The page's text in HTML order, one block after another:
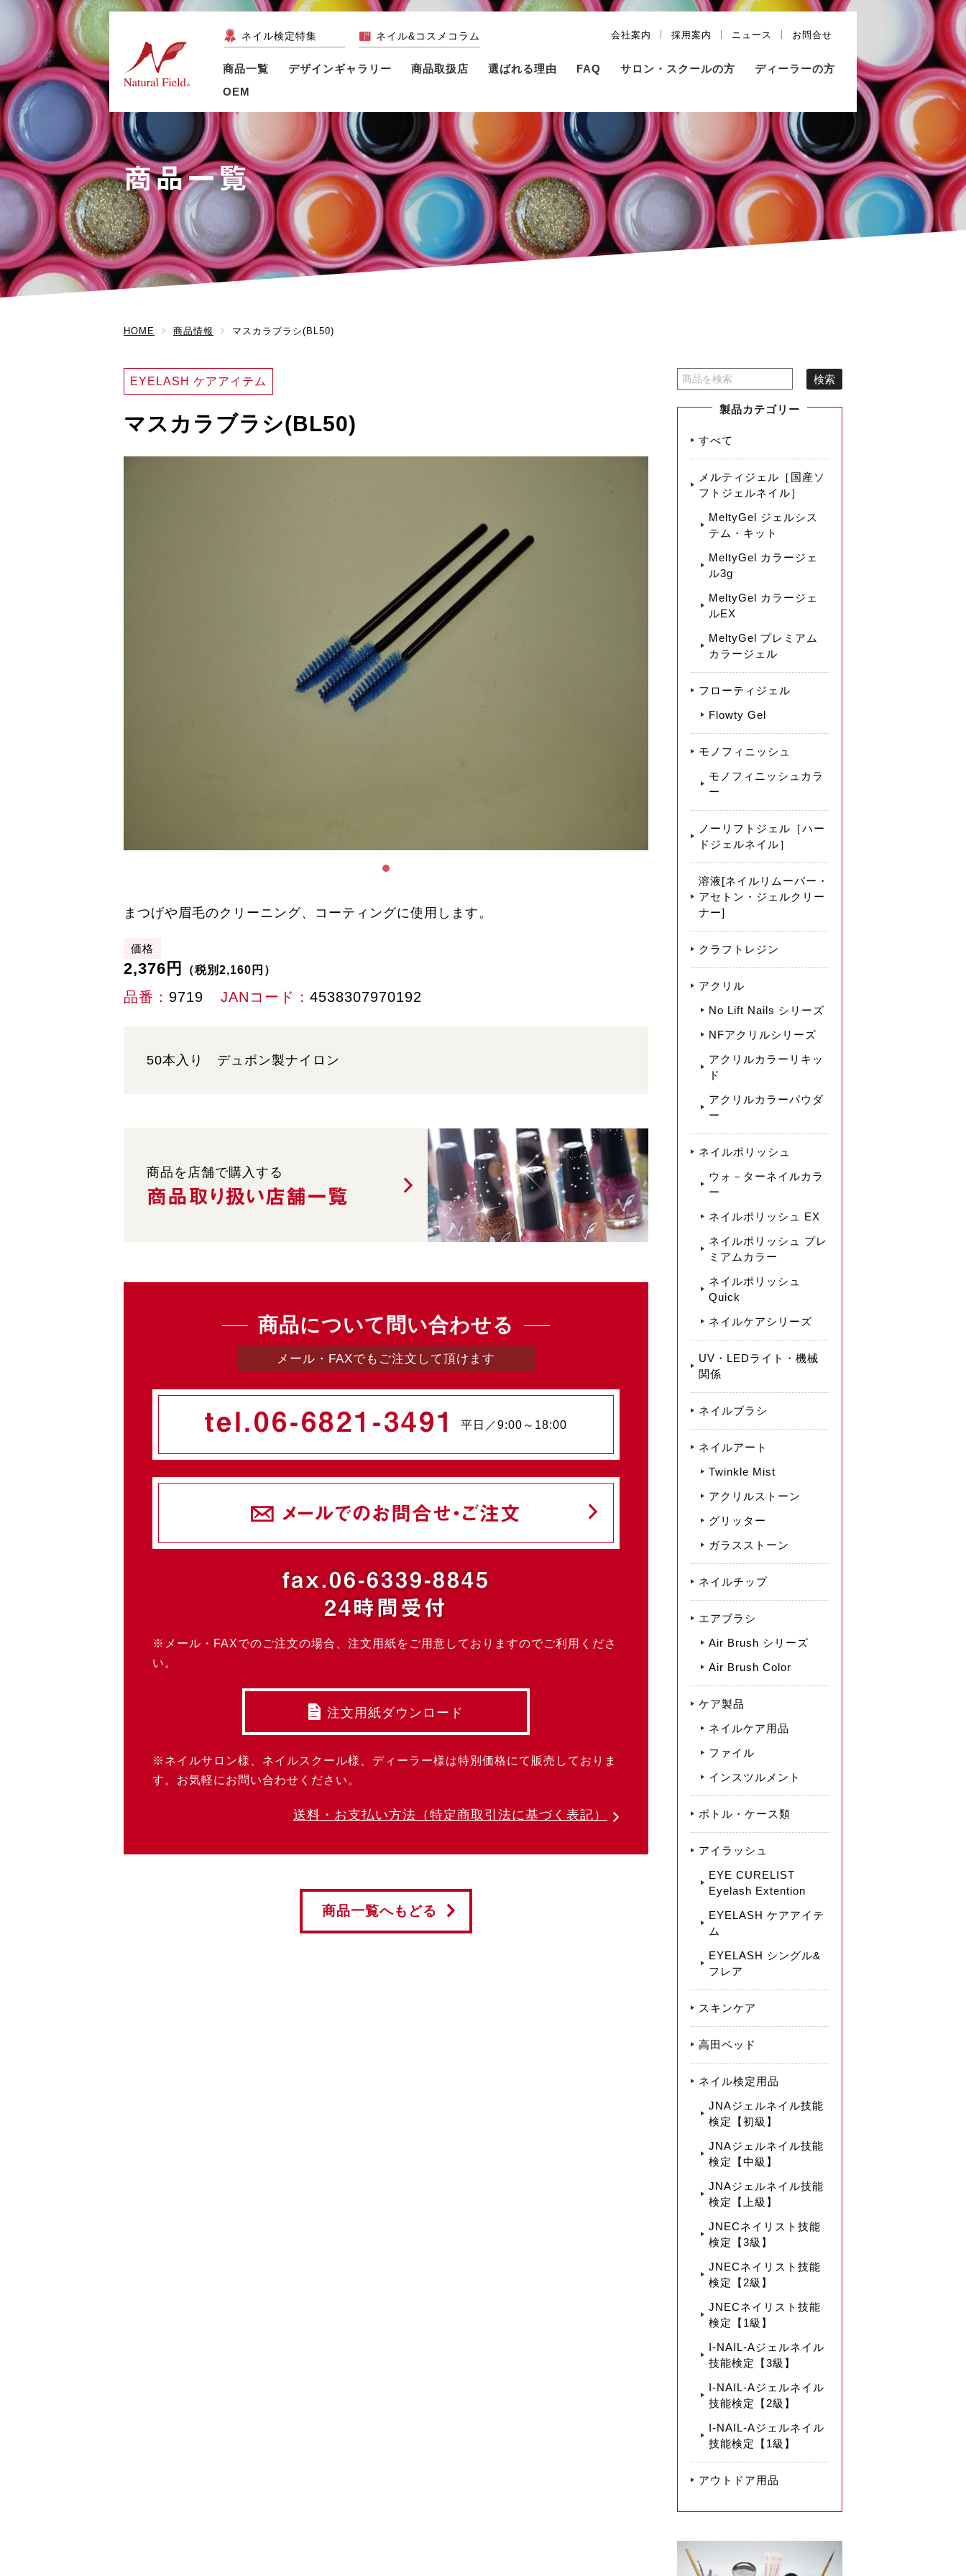
ネイル検定特集 ネイル&コスメコラム 会社案内 採用案内 ニュース お問合せ
商品一覧 デザインギャラリー 商品取扱店 選ばれる理由 FAQ サロン・スクールの方
ディーラーの方
OEM
商品一覧
HOME 商品情報 マスカラブラシ(BL50)
EYELASH ケアアイテム
マスカラブラシ(BL50)
まつげや眉毛のクリーニング、コーティングに使用します。
価格
2,376円 （税別2,160円）
品番 9719 JANコード 4538307970192
50本入り デュポン製ナイロン
商品を店舗で購入する
商品取り扱い店舗一覧
商品について問い合わせる
メール・FAXでもご注文して頂けます
tel.06-6821-3491 平日／9:00～18:00
メールでのお問合せ・ご注文
fax.06-6339-8845
24時間受付
※メール・FAXでのご注文の場合、注文用紙をご用意しておりますのでご利用くださ
い。
注文用紙ダウンロード
※ネイルサロン様、ネイルスクール様、ディーラー様は特別価格にて販売しておりま
す。お気軽にお問い合わせください。
送料・お支払い方法 （特定商取引法に基づく表記）
商品一覧へもどる
製品カテゴリー
すべて
メルティジェル［国産ソ
フトジェルネイル］
MeltyGel ジェルシス
テム・キット
MeltyGel カラージェ
ル3g
MeltyGel カラージェ
ルEX
MeltyGel プレミアム
カラージェル
フローティジェル
Flowty Gel
モノフィニッシュ
モノフィニッシュカラ
ー
ノーリフトジェル［ハー
ドジェルネイル］
溶液[ネイルリムーバー・
アセトン・ジェルクリー
ナー]
クラフトレジン
アクリル
No Lift Nails シリーズ
NFアクリルシリーズ
アクリルカラーリキッ
ド
アクリルカラーパウダ
ー
ネイルポリッシュ
ウォ－ターネイルカラ
ー
ネイルポリッシュ EX
ネイルポリッシュ プレ
ミアムカラー
ネイルポリッシュ
Quick
ネイルケアシリーズ
UV・LEDライト・機械
関係
ネイルブラシ
ネイルアート
Twinkle Mist
アクリルストーン
グリッター
ガラスストーン
ネイルチップ
エアブラシ
Air Brush シリーズ
Air Brush Color
ケア製品
ネイルケア用品
ファイル
インスツルメント
ボトル・ケース類
アイラッシュ
EYE CURELIST
Eyelash Extention
EYELASH ケアアイテ
ム
EYELASH シングル&
フレア
スキンケア
高田ベッド
ネイル検定用品
JNAジェルネイル技能
検定【初級】
JNAジェルネイル技能
検定【中級】
JNAジェルネイル技能
検定【上級】
JNECネイリスト技能
検定【3級】
JNECネイリスト技能
検定【2級】
JNECネイリスト技能
検定【1級】
I-NAIL-Aジェルネイル
技能検定【3級】
I-NAIL-Aジェルネイル
技能検定【2級】
I-NAIL-Aジェルネイル
技能検定【1級】
アウトドア用品